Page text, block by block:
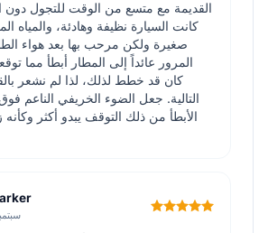
القديمة مع متسع من الوقت للتجول دون
كانت السيارة نظيفة وهادئة، والمياه
صغيرة ولكن مرحب بها بعد هواء
المرور عائداً إلى المطار أبطأ مما
كان قد خطط لذلك، لذا لم نشعر
التالية. جعل الضوء الخريفي الناعم فوق
الأبطأ من ذلك التوقف يبدو أكثر وكأنه
20 سبتمبر